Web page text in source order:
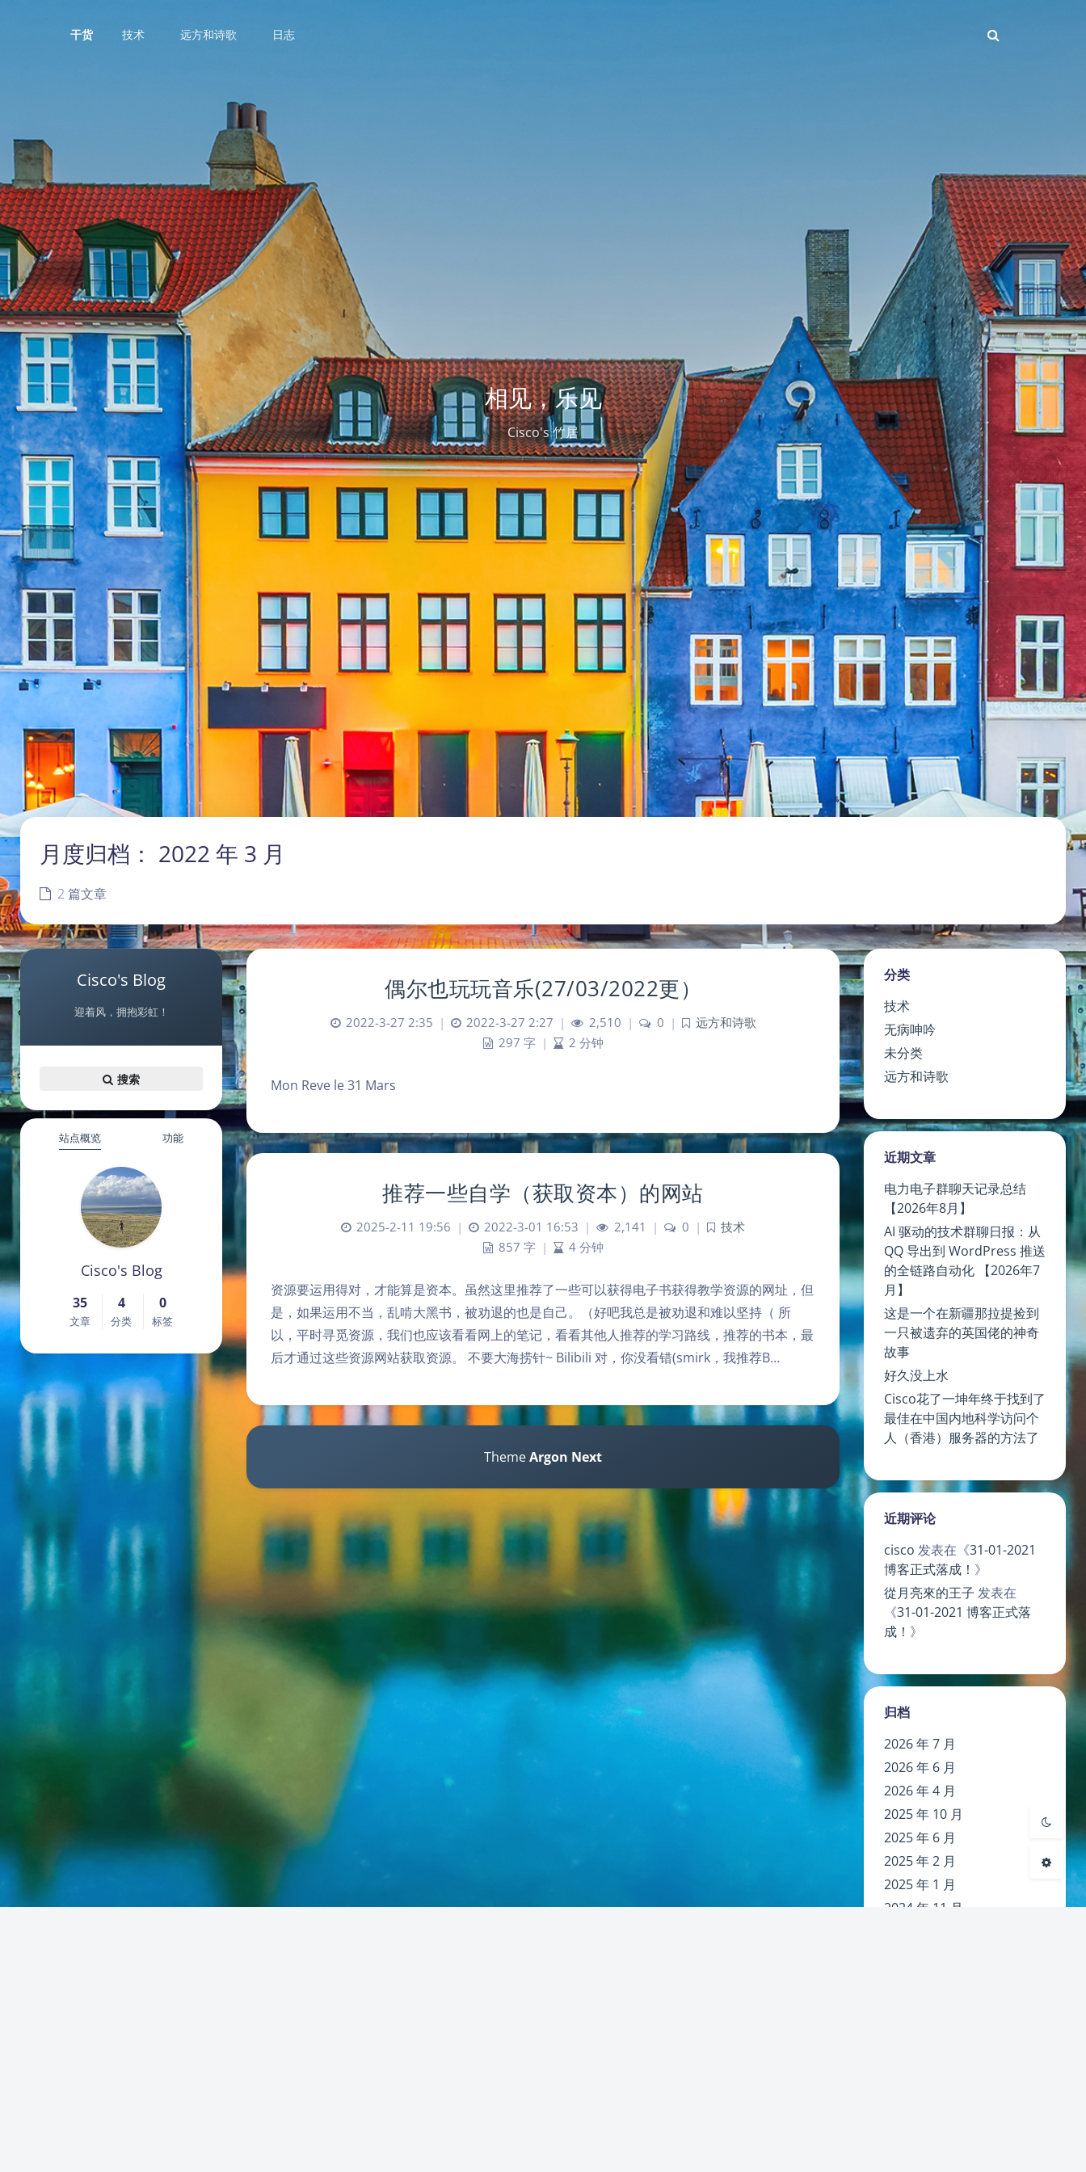
干货 技术 远方和诗歌 日志
相见，乐见
Cisco's 竹居
Sans Serif Serif
浅阴影
日落 暗化
月度归档： 2022 年 3 月
2 篇文章
Cisco's Blog
迎着风，拥抱彩虹！
搜索
站点概览 功能
Cisco's Blog
35
文章
4
分类
0
标签
分类
技术
无病呻吟
未分类
远方和诗歌
近期文章
电力电子群聊天记录总结
【2026年8月】
AI 驱动的技术群聊日报：从
QQ 导出到 WordPress 推送
的全链路自动化 【2026年7
月】
这是一个在新疆那拉提捡到
一只被遗弃的英国佬的神奇
故事
好久没上水
Cisco花了一坤年终于找到了
最佳在中国内地科学访问个
人（香港）服务器的方法了
近期评论
cisco 发表在《31-01-2021
博客正式落成！ 》
從月亮來的王子 发表在
《31-01-2021 博客正式落
成！ 》
归档
2026 年 7 月
2026 年 6 月
2026 年 4 月
2025 年 10 月
2025 年 6 月
2025 年 2 月
2025 年 1 月
2024 年 11 月
偶尔也玩玩音乐(27/03/2022更）
2022-3-27 2:35 | 2022-3-27 2:27 | 2,510 | 0 |
远方和诗歌
297 字 | 2 分钟
Mon Reve le 31 Mars
推荐一些自学（获取资本）的网站
2025-2-11 19:56 | 2022-3-01 16:53 | 2,141 | 0 |
技术
857 字 | 4 分钟
资源要运用得对，才能算是资本。虽然这里推荐了一些可以获得电子书获得教学资源的网址，但
是，如果运用不当，乱啃大黑书，被劝退的也是自己。（好吧我总是被劝退和难以坚持（ 所
以，平时寻觅资源，我们也应该看看网上的笔记，看看其他人推荐的学习路线，推荐的书本，最
后才通过这些资源网站获取资源。 不要大海捞针~ Bilibili 对，你没看错(smirk，我推荐B…
ThemeArgon Next